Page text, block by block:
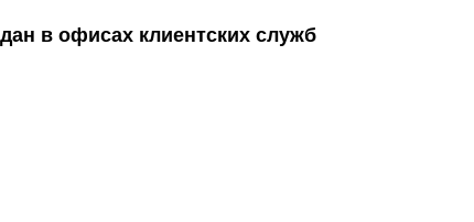
в офисах клиентских служб